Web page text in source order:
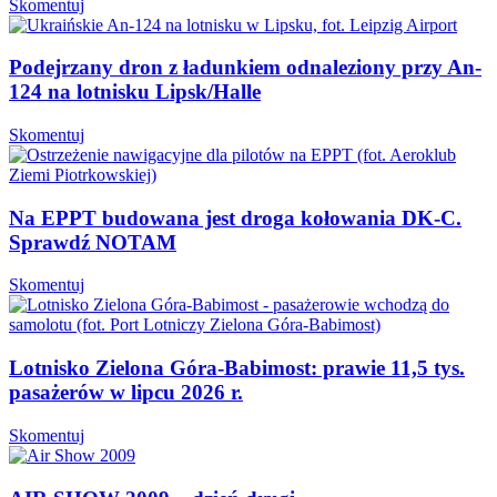
Skomentuj
Podejrzany dron z ładunkiem odnaleziony przy An-
124 na lotnisku Lipsk/Halle
Skomentuj
Na EPPT budowana jest droga kołowania DK-C.
Sprawdź NOTAM
Skomentuj
Lotnisko Zielona Góra-Babimost: prawie 11,5 tys.
pasażerów w lipcu 2026 r.
Skomentuj